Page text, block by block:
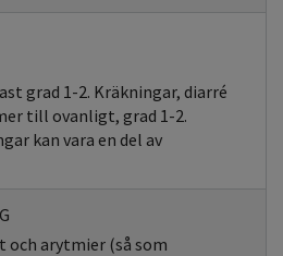
grad 1-2. Kräkningar, diarré
till ovanligt, grad 1-2.
kan vara en del av
arytmier (så som